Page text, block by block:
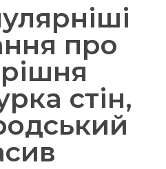
про
стін,